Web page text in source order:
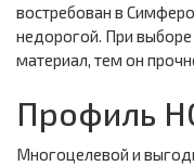
востребован в
недорогой. При
материал, тем он
Профиль
Многоцелевой и